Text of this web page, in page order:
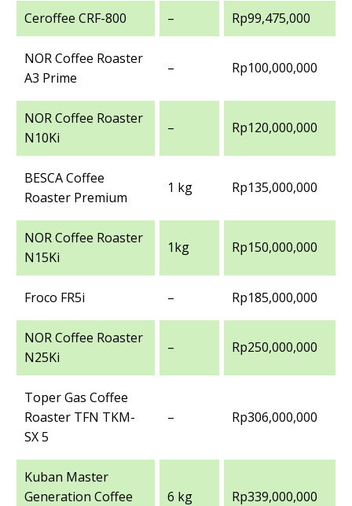
Ceroffee CRF-800 – Rp99,475,000
NOR Coffee Roaster
A3 Prime
– Rp100,000,000
NOR Coffee Roaster
N10Ki
– Rp120,000,000
BESCA Coffee
Roaster Premium
1 kg Rp135,000,000
NOR Coffee Roaster
N15Ki
1kg Rp150,000,000
Froco FR5i – Rp185,000,000
NOR Coffee Roaster
N25Ki
– Rp250,000,000
Toper Gas Coffee
Roaster TFN TKM-
SX 5
– Rp306,000,000
Kuban Master
Generation Coffee
6 kg Rp339,000,000